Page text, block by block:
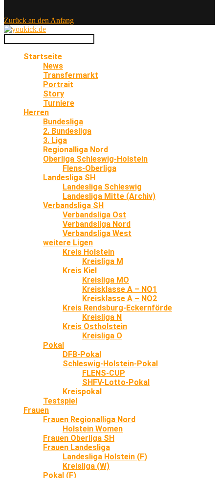
Zurück an den Anfang
Startseite
News
Transfermarkt
Portrait
Story
Turniere
Herren
Bundesliga
2. Bundesliga
3. Liga
Regionalliga Nord
Oberliga Schleswig-Holstein
Flens-Oberliga
Landesliga SH
Landesliga Schleswig
Landesliga Mitte (Archiv)
Verbandsliga SH
Verbandsliga Ost
Verbandsliga Nord
Verbandsliga West
weitere Ligen
Kreis Holstein
Kreisliga M
Kreis Kiel
Kreisliga MO
Kreisklasse A – NO1
Kreisklasse A – NO2
Kreis Rendsburg-Eckernförde
Kreisliga N
Kreis Ostholstein
Kreisliga O
Pokal
DFB-Pokal
Schleswig-Holstein-Pokal
FLENS-CUP
SHFV-Lotto-Pokal
Kreispokal
Testspiel
Frauen
Frauen Regionalliga Nord
Holstein Women
Frauen Oberliga SH
Frauen Landesliga
Landesliga Holstein (F)
Kreisliga (W)
Pokal (F)